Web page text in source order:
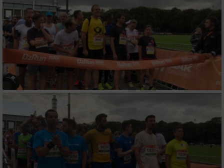
Messung der Werbeleistung
Messung der Performance von Inhalten
Analyse von Zielgruppen durch Statistiken
verschiedenen Quellen
Entwicklung und Verbesserung der Angebote
Verwendung reduzierter Daten zur Auswahl
von Inhalten
IAB-Besonderheiten: